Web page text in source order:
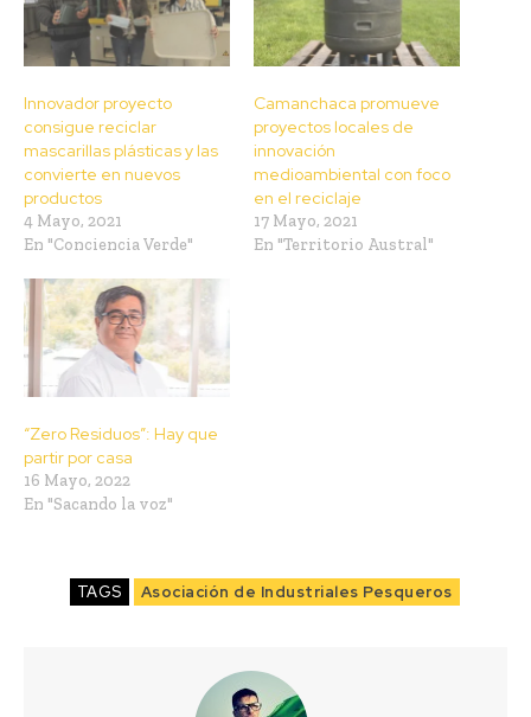
Innovador proyecto
consigue reciclar
mascarillas plásticas y las
convierte en nuevos
productos
4 Mayo, 2021
En "Conciencia Verde"
Camanchaca promueve
proyectos locales de
innovación
medioambiental con foco
en el reciclaje
17 Mayo, 2021
En "Territorio Austral"
“Zero Residuos”: Hay que
partir por casa
16 Mayo, 2022
En "Sacando la voz"
TAGS Asociación de Industriales Pesqueros